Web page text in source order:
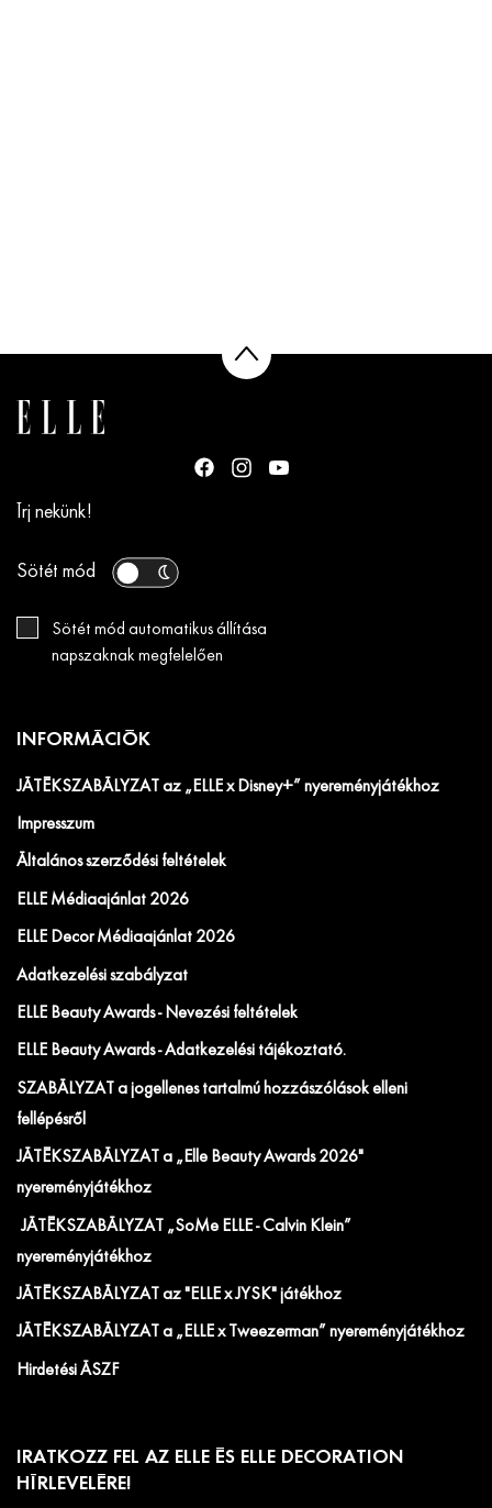
Írj nekünk!
Sötét mód
Sötét mód automatikus állítása
napszaknak megfelelően
INFORMÁCIÓK
JÁTÉKSZABÁLYZAT az „ELLE x Disney+” nyereményjátékhoz
Impresszum
Általános szerződési feltételek
ELLE Médiaajánlat 2026
ELLE Decor Médiaajánlat 2026
Adatkezelési szabályzat
ELLE Beauty Awards - Nevezési feltételek
ELLE Beauty Awards - Adatkezelési tájékoztató.
SZABÁLYZAT a jogellenes tartalmú hozzászólások elleni
fellépésről
JÁTÉKSZABÁLYZAT a „Elle Beauty Awards 2026"
nyereményjátékhoz
JÁTÉKSZABÁLYZAT „SoMe ELLE - Calvin Klein”
nyereményjátékhoz
JÁTÉKSZABÁLYZAT az "ELLE x JYSK" játékhoz
JÁTÉKSZABÁLYZAT a „ELLE x Tweezerman” nyereményjátékhoz
Hirdetési ÁSZF
IRATKOZZ FEL AZ ELLE ÉS ELLE DECORATION
HÍRLEVELÉRE!